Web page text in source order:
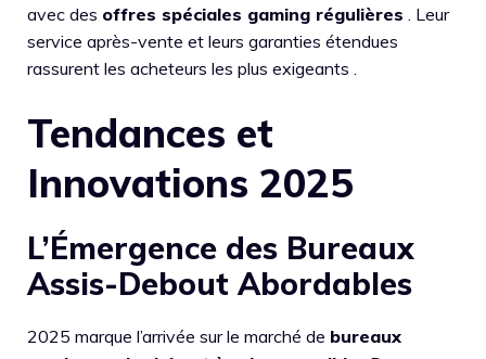
avec des offres spéciales gaming régulières . Leur
service après-vente et leurs garanties étendues
rassurent les acheteurs les plus exigeants .
Tendances et
Innovations 2025
L’Émergence des Bureaux
Assis-Debout Abordables
2025 marque l’arrivée sur le marché de bureaux